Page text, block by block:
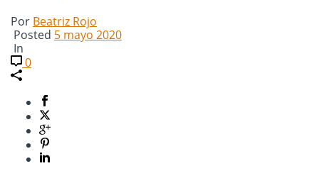
Por Beatriz Rojo
Posted 5 mayo 2020
In
0